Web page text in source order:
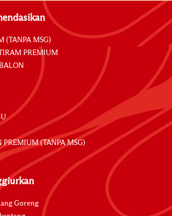
(TANPA MSG)
PREMIUM
(TANPA MSG)
Goreng